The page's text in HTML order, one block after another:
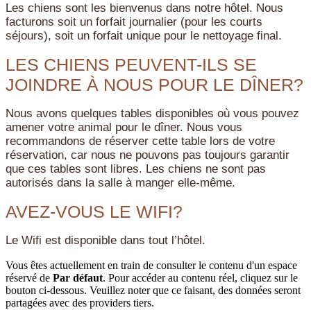
Les chiens sont les bienvenus dans notre hôtel. Nous
facturons soit un forfait journalier (pour les courts
séjours), soit un forfait unique pour le nettoyage final.
LES CHIENS PEUVENT-ILS SE
JOINDRE À NOUS POUR LE DÎNER?
Nous avons quelques tables disponibles où vous pouvez
amener votre animal pour le dîner. Nous vous
recommandons de réserver cette table lors de votre
réservation, car nous ne pouvons pas toujours garantir
que ces tables sont libres. Les chiens ne sont pas
autorisés dans la salle à manger elle-même.
AVEZ-VOUS LE WIFI?
Le Wifi est disponible dans tout l’hôtel.
Vous êtes actuellement en train de consulter le contenu d'un espace
réservé de Par défaut. Pour accéder au contenu réel, cliquez sur le
bouton ci-dessous. Veuillez noter que ce faisant, des données seront
partagées avec des providers tiers.